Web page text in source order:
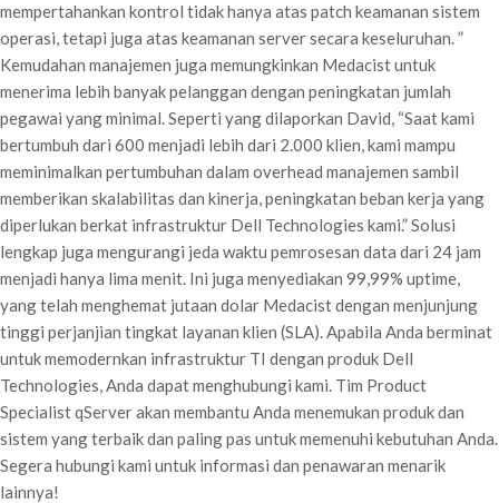
mempertahankan kontrol tidak hanya atas patch keamanan sistem
operasi, tetapi juga atas keamanan server secara keseluruhan. ”
Kemudahan manajemen juga memungkinkan Medacist untuk
menerima lebih banyak pelanggan dengan peningkatan jumlah
pegawai yang minimal. Seperti yang dilaporkan David, “Saat kami
bertumbuh dari 600 menjadi lebih dari 2.000 klien, kami mampu
meminimalkan pertumbuhan dalam overhead manajemen sambil
memberikan skalabilitas dan kinerja, peningkatan beban kerja yang
diperlukan berkat infrastruktur Dell Technologies kami.” Solusi
lengkap juga mengurangi jeda waktu pemrosesan data dari 24 jam
menjadi hanya lima menit. Ini juga menyediakan 99,99% uptime,
yang telah menghemat jutaan dolar Medacist dengan menjunjung
tinggi perjanjian tingkat layanan klien (SLA). Apabila Anda berminat
untuk memodernkan infrastruktur TI dengan produk Dell
Technologies, Anda dapat menghubungi kami. Tim Product
Specialist qServer akan membantu Anda menemukan produk dan
sistem yang terbaik dan paling pas untuk memenuhi kebutuhan Anda.
Segera hubungi kami untuk informasi dan penawaran menarik
lainnya!